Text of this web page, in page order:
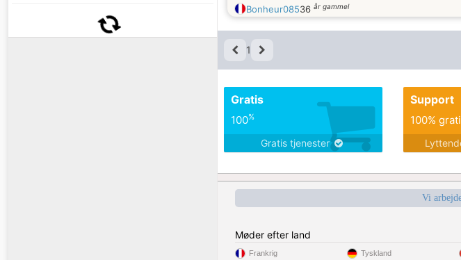
Bonheur08536 år gammel
1
Gratis
100%
Gratis tjenester
Support
100%
Vi
Møder efter land
Frankrig Tyskland